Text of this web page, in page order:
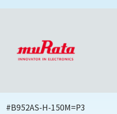
#B952AS-H-150M=P3